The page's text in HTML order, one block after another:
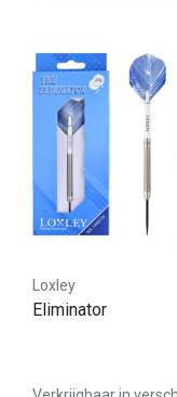
Loxley
Eliminator